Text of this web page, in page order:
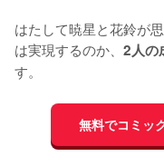
はたして暁星と花鈴が
は実現するのか、 2人の
す。
無料でコミッ